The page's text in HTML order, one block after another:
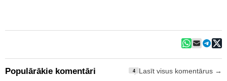
Populārākie komentāri 4 Lasīt visus komentārus →